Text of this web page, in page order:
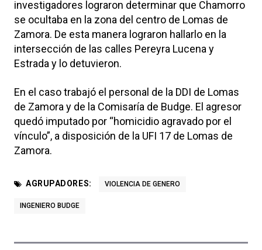
investigadores lograron determinar que Chamorro
se ocultaba en la zona del centro de Lomas de
Zamora. De esta manera lograron hallarlo en la
intersección de las calles Pereyra Lucena y
Estrada y lo detuvieron.
En el caso trabajó el personal de la DDI de Lomas
de Zamora y de la Comisaría de Budge. El agresor
quedó imputado por “homicidio agravado por el
vínculo”, a disposición de la UFI 17 de Lomas de
Zamora.
AGRUPADORES: VIOLENCIA DE GENERO
INGENIERO BUDGE